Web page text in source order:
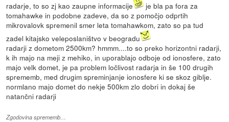
radarje, to so zj kao zaupne informacije
je bla pa fora za
tomahawke in podobne zadeve, da so z pomočjo odprtih
mikrovalovk spremenil smer leta tomahawkom, zato so pa tud
zadel kitajsko veleposlaništvo v beogradu
radarji z dometom 2500km? hmmm....to so preko horizontni radarji,
k ih majo na meji z mehiko, in uporablajo odboje od ionosfere, zato
majo velk domet, je pa problem ločlivost radarja in še 100 drugih
sprememb, med drugim spreminjanje ionosfere ki se skoz giblje.
normlano majo domet do nekje 500km zlo dobri in dokaj še
natančni radarji
Zgodovina sprememb…